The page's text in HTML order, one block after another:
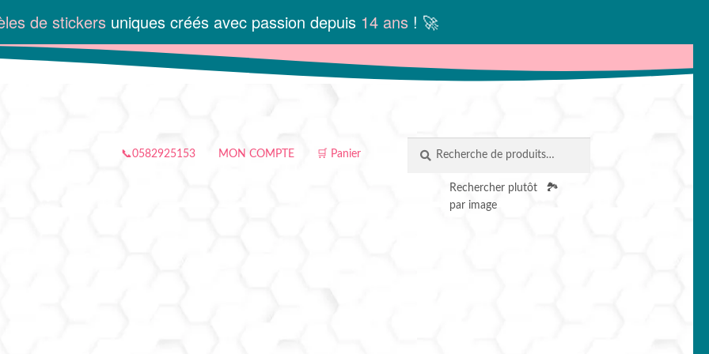
de stickers uniques créés avec passion depuis 14 ans ! 🚀
📞0582925153 MON COMPTE 🛒 Panier
pour :
RECHERCHE
Rechercher plutôt
par image
🏞️